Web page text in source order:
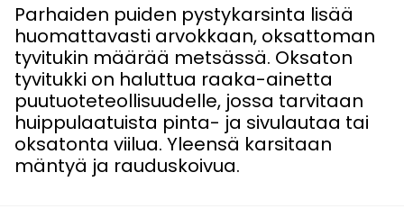
Parhaiden puiden pystykarsinta lisää
huomattavasti arvokkaan, oksattoman
tyvitukin määrää metsässä. Oksaton
tyvitukki on haluttua raaka-ainetta
puutuoteteollisuudelle, jossa tarvitaan
huippulaatuista pinta- ja sivulautaa tai
oksatonta viilua. Yleensä karsitaan
mäntyä ja rauduskoivua.